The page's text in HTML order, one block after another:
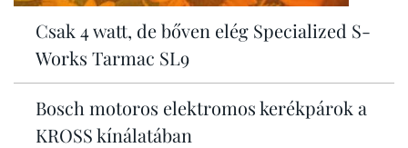
Csak 4 watt, de bőven elég Specialized S-
Works Tarmac SL9
Bosch motoros elektromos kerékpárok a
KROSS kínálatában